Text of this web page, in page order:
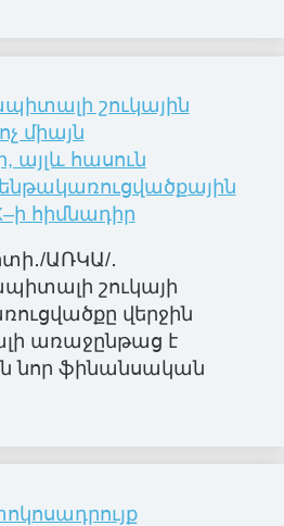
շուկային
միայն
այլև հասուն
հիմնադիր
ԱՌԿԱ/․
շուկայի
վերջին
առաջընթաց է
նոր ֆինանսական